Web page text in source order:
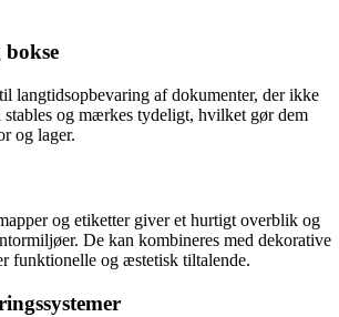
langtidsopbevaring af dokumenter, der ikke
og mærkes tydeligt, hvilket gør dem
og lager.
og etiketter giver et hurtigt overblik og
De kan kombineres med dekorative
funktionelle og æstetisk tiltalende.